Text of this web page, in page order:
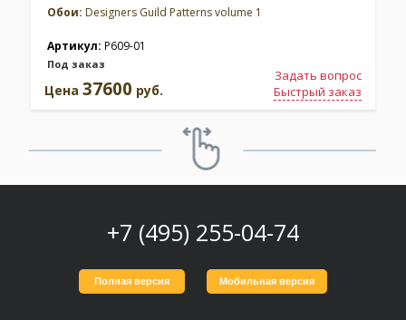
Обои: Designers Guild Patterns volume 1
Артикул: P609-01
Под заказ
Задать вопрос
Быстрый заказ
Цена 37600 руб.
+7 (495) 255-04-74
Полная версия Мобильная версия